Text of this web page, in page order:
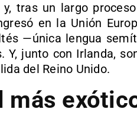
tras un largo
en la Unión
—única lengua
junto con Irlanda,
del Reino Unido.
más